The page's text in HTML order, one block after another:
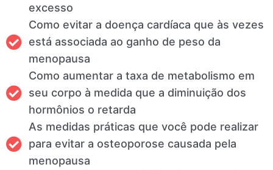
excesso
Como evitar a doença cardíaca que às vezes
está associada ao ganho de peso da
menopausa
Como aumentar a taxa de metabolismo em
seu corpo à medida que a diminuição dos
hormônios o retarda
As medidas práticas que você pode realizar
para evitar a osteoporose causada pela
menopausa